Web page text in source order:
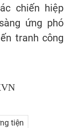
chiến hiệp
ứng phó
tranh công
tiện